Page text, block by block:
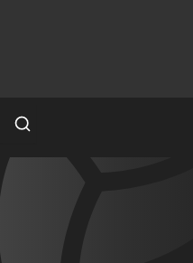
Spielersuche